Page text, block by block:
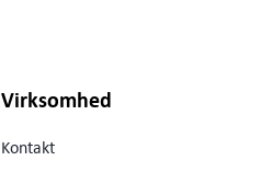
Virksomhed
Kontakt